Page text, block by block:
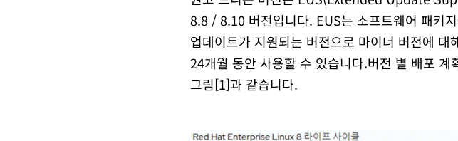
8.8 / 8.10 버전입니다. EUS는 소프트웨어 패키
업데이트가 지원되는 버전으로 마이너 버전에
24개월 동안 사용할 수 있습니다.버전 별 배포
그림[1]과 같습니다.